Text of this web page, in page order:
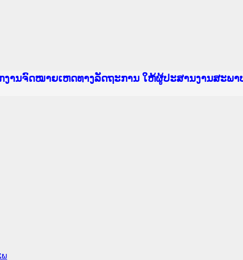
Lao PDR
າຍເຫດທາງລັດຖະການ ແລະ ແອັບກົດໝາຍລາວ ທີ່ ສະຖ
ານຈົດໝາຍເຫດທາງລັດຖະການ ໃຫ້ຜູ້ປະສານງານສະພ
ຄືນການຈັດຕັ້ງປະຕິບັດວຽກງານຈົດໝາຍເຫດທາງລັດຖະກ
ງານວຽກງານຈົດໝາຍເຫດທາງລັດຖະການ ສຳລັບ ພາກກ
ນງານວຽກງານຈົດໝາຍເຫດທາງລັດຖະການ ສຳລັບ ພາກ
ຍລາວ ແລະ ເວັບໄຊຈົດໝາຍເຫດທາງລັດຖະການ ທີ່ ວິທ
ຍລາວ ແລະ ເວັບໄຊຈົດໝາຍເຫດທາງລັດຖະການ ທີ່ ວິທ
ຈົດໝາຍເຫດທາງລັດຖະການໃຫ້ຜູ້ປະສານງານຂັ້ນແຂວງ
ານຈົດໝາຍເຫດທາງລັດຖະການ ໃຫ້ຜູ້ປະສານງານສະພາ
ພ